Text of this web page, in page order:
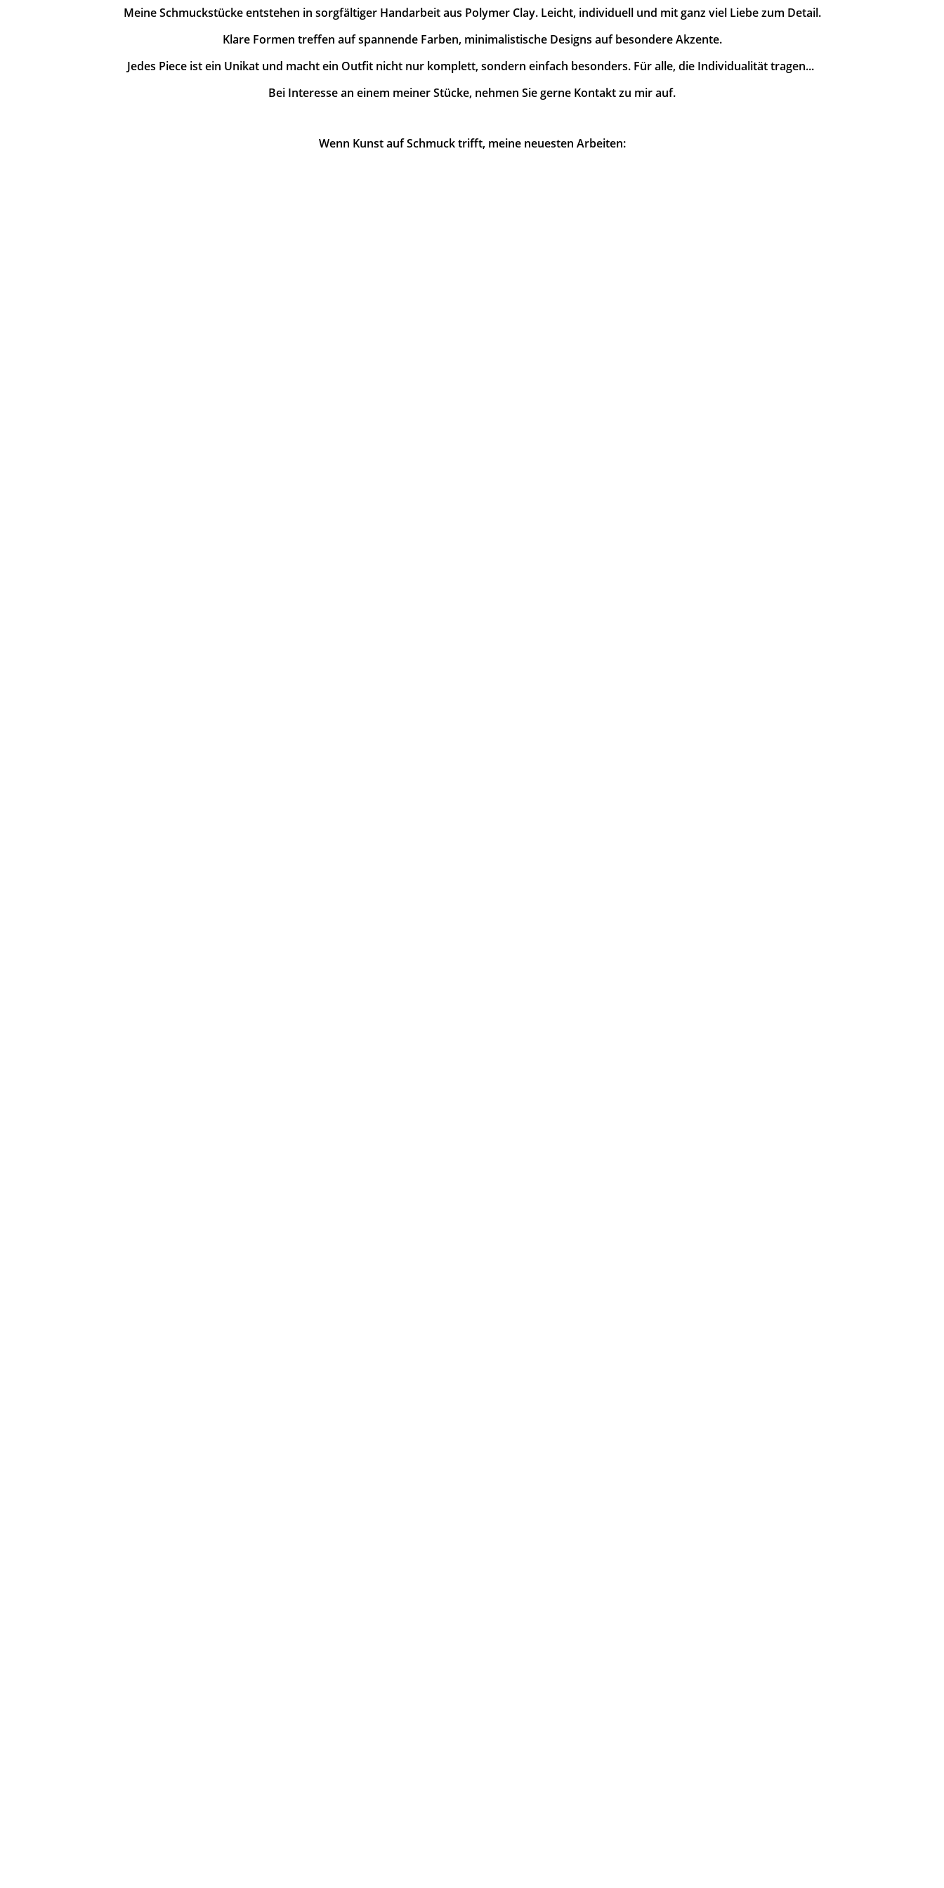
Meine Schmuckstücke entstehen in sorgfältiger Handarbeit aus Polymer Clay. Leicht, individuell und mit ganz viel Liebe zum Detail.
Klare Formen treffen auf spannende Farben, minimalistische Designs auf besondere Akzente.
Jedes Piece ist ein Unikat und macht ein Outfit nicht nur komplett, sondern einfach besonders. Für alle, die Individualität tragen...
Bei Interesse an einem meiner Stücke, nehmen Sie gerne Kontakt zu mir auf.
Wenn Kunst auf Schmuck trifft, meine neuesten Arbeiten: